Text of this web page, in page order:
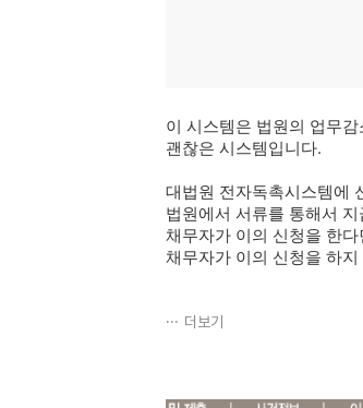
이 시스템은 법원의 업무
괜찮은 시스템입니다.
대법원 전자독촉시스템에
법원에서 서류를 통해서
채무자가 이의 신청을 한
채무자가 이의 신청을 하
더보기